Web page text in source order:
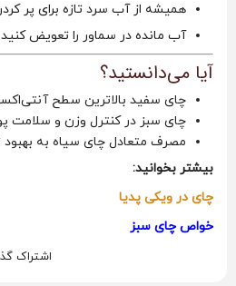
همیشه از آب سرد تازه برای پر
آب مانده در سماور را تعویض
آیا می‌دانستید؟
چای سفید بالاترین سطح
چای سبز در کنترل وزن و سلامت
مصرف متعادل چای سیاه به
بیشتر بخوانید:
چای در ویکی پدیا
خواص چای سبز
اشتراک